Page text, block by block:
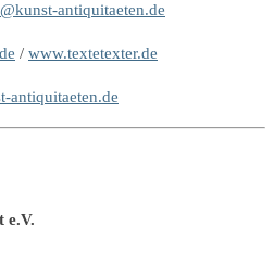
antiquitaeten.de
/ www.textetexter.de
antiquitaeten.de
e.V.